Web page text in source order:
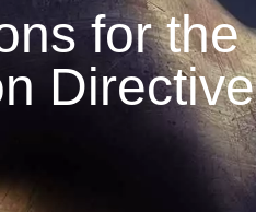
for the
Directive